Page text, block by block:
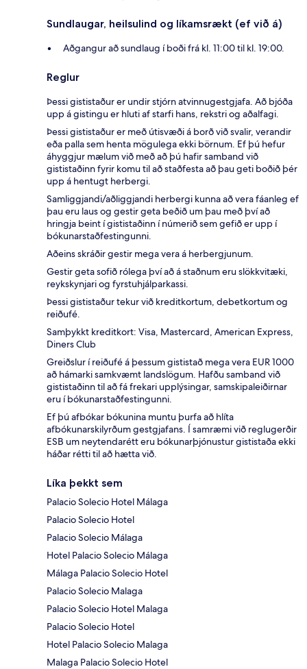
Sundlaugar, heilsulind og líkamsrækt (ef við á)
Aðgangur að sundlaug í boði frá kl. 11:00 til kl. 19:00.
Reglur
Þessi gististaður er undir stjórn atvinnugestgjafa. Að bjóða
upp á gistingu er hluti af starfi hans, rekstri og aðalfagi.
Þessi gististaður er með útisvæði á borð við svalir, verandir
eða palla sem henta mögulega ekki börnum. Ef þú hefur
áhyggjur mælum við með að þú hafir samband við
gististaðinn fyrir komu til að staðfesta að þau geti boðið þér
upp á hentugt herbergi.
Samliggjandi/aðliggjandi herbergi kunna að vera fáanleg ef
þau eru laus og gestir geta beðið um þau með því að
hringja beint í gististaðinn í númerið sem gefið er upp í
bókunarstaðfestingunni.
Aðeins skráðir gestir mega vera á herbergjunum.
Gestir geta sofið rólega því að á staðnum eru slökkvitæki,
reykskynjari og fyrstuhjálparkassi.
Þessi gististaður tekur við kreditkortum, debetkortum og
reiðufé.
Samþykkt kreditkort: Visa, Mastercard, American Express,
Diners Club
Greiðslur í reiðufé á þessum gististað mega vera EUR 1000
að hámarki samkvæmt landslögum. Hafðu samband við
gististaðinn til að fá frekari upplýsingar, samskipaleiðirnar
eru í bókunarstaðfestingunni.
Ef þú afbókar bókunina muntu þurfa að hlíta
afbókunarskilyrðum gestgjafans. Í samræmi við reglugerðir
ESB um neytendarétt eru bókunarþjónustur gististaða ekki
háðar rétti til að hætta við.
Líka þekkt sem
Palacio Solecio Hotel Málaga
Palacio Solecio Hotel
Palacio Solecio Málaga
Hotel Palacio Solecio Málaga
Málaga Palacio Solecio Hotel
Palacio Solecio Malaga
Palacio Solecio Hotel Malaga
Palacio Solecio Hotel
Hotel Palacio Solecio Malaga
Malaga Palacio Solecio Hotel